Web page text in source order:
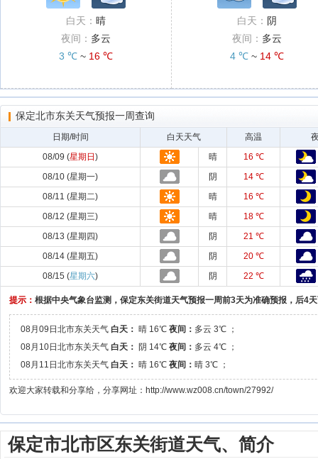
白天： 晴
夜间： 多云
3 ℃ ~ 16 ℃
白天： 阴
夜间： 多云
4 ℃ ~ 14 ℃
保定北市东关天气预报一周查询
日期/时间 白天天气 高温
08/09 (星期日 ) 晴
16 ℃
08/10 (星期一)
阴
14 ℃
08/11 (星期二)
晴
16 ℃
08/12 (星期三)
晴
18 ℃
08/13 (星期四)
阴
21 ℃
08/14 (星期五)
阴
20 ℃
08/15 (星期六) 阴 22 ℃
提示： 根据中央气象台监测，保定东关街道天气预报一周前3天为准确预报，后4
08月09日北市东关天气 白天： 晴 16℃ 夜间： 多云 3℃ ；
08月10日北市东关天气 白天： 阴 14℃ 夜间： 多云 4℃ ；
08月11日北市东关天气 白天： 晴 16℃ 夜间： 晴 3℃ ；
欢迎大家转载和分享给，分享网址：http://www.wz008.cn/town/27992/
保定市北市区东关街道天气、简介